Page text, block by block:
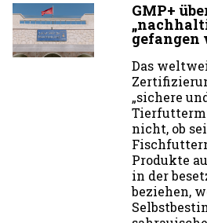
GMP+
gefangen
Das
„sichere
nicht, ob
Produkte
in der
beziehen,